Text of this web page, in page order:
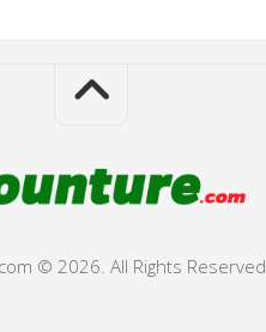
© 2026. All Rights Reserved.